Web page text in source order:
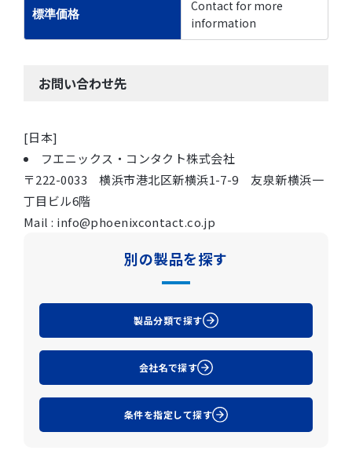
標準価格
Contact for more
information
お問い合わせ先
[日本]
フエニックス・コンタクト株式会社
〒222-0033 横浜市港北区新横浜1-7-9 友泉新横浜一
丁目ビル6階
Mail : info@phoenixcontact.co.jp
別の製品を探す
製品分類で探す
会社名で探す
条件を指定して探す